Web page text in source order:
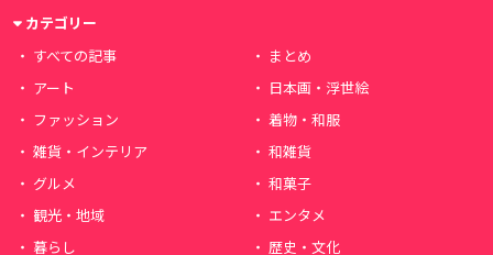
カテゴリー
すべての記事
まとめ
アート
日本画・浮世絵
ファッション
着物・和服
雑貨・インテリア
和雑貨
グルメ
和菓子
観光・地域
エンタメ
暮らし
歴史・文化